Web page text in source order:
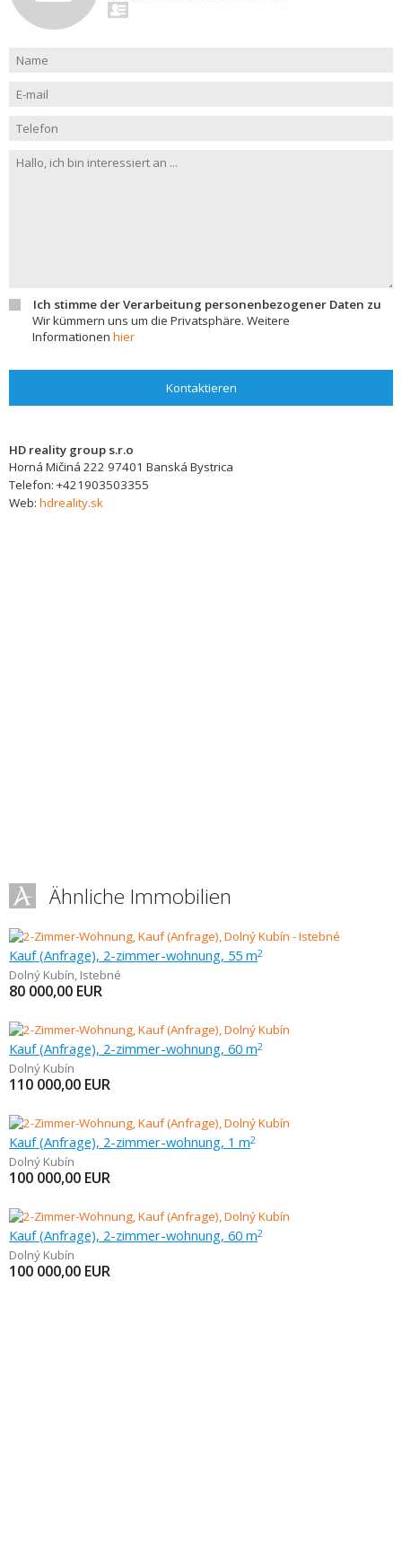
Ich stimme der Verarbeitung personenbezogener Daten zu
Wir kümmern uns um die Privatsphäre. Weitere
Informationen hier
Kontaktieren
HD reality group s.r.o
Horná Mičiná 222 97401 Banská Bystrica
Telefon: +421903503355
Web: hdreality.sk
Ähnliche Immobilien
Kauf (Anfrage), 2-zimmer-wohnung, 55 m2
Dolný Kubín, Istebné
80 000,00 EUR
Kauf (Anfrage), 2-zimmer-wohnung, 60 m2
Dolný Kubín
110 000,00 EUR
Kauf (Anfrage), 2-zimmer-wohnung, 1 m2
Dolný Kubín
100 000,00 EUR
Kauf (Anfrage), 2-zimmer-wohnung, 60 m2
Dolný Kubín
100 000,00 EUR